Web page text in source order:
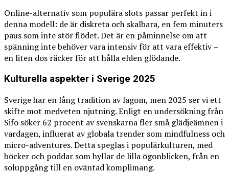
Online-alternativ som populära slots passar perfekt in i
denna modell: de är diskreta och skalbara, en fem minuters
paus som inte stör flödet. Det är en påminnelse om att
spänning inte behöver vara intensiv för att vara effektiv –
en liten dos räcker för att hålla elden glödande.
Kulturella aspekter i Sverige 2025
Sverige har en lång tradition av lagom, men 2025 ser vi ett
skifte mot medveten njutning. Enligt en undersökning från
Sifo söker 62 procent av svenskarna fler små glädjeämnen i
vardagen, influerat av globala trender som mindfulness och
micro-adventures. Detta speglas i populärkulturen, med
böcker och poddar som hyllar de lilla ögonblicken, från en
soluppgång till en oväntad komplimang.